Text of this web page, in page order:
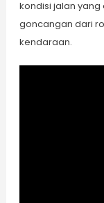
kondisi jalan
goncangan dari
kendaraan.